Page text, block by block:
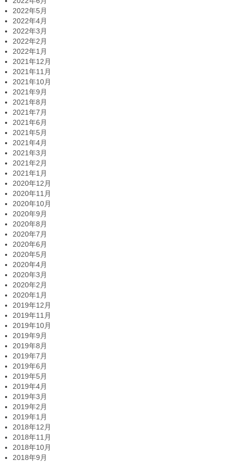
2022年5月
2022年4月
2022年3月
2022年2月
2022年1月
2021年12月
2021年11月
2021年10月
2021年9月
2021年8月
2021年7月
2021年6月
2021年5月
2021年4月
2021年3月
2021年2月
2021年1月
2020年12月
2020年11月
2020年10月
2020年9月
2020年8月
2020年7月
2020年6月
2020年5月
2020年4月
2020年3月
2020年2月
2020年1月
2019年12月
2019年11月
2019年10月
2019年9月
2019年8月
2019年7月
2019年6月
2019年5月
2019年4月
2019年3月
2019年2月
2019年1月
2018年12月
2018年11月
2018年10月
2018年9月